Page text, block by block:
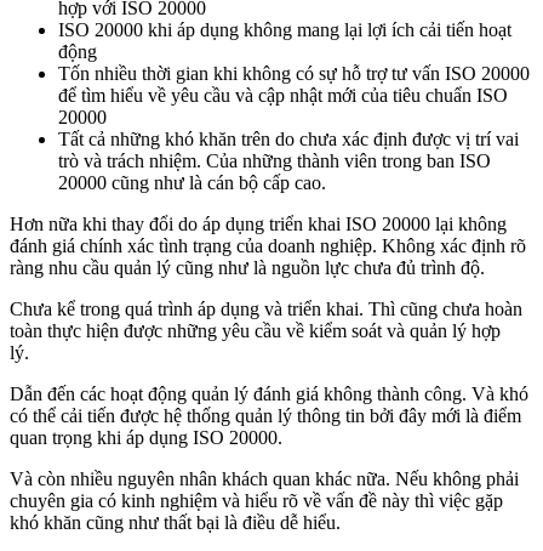
hợp với ISO 20000
ISO 20000 khi áp dụng không mang lại lợi ích cải tiến hoạt
động
Tốn nhiều thời gian khi không có sự hỗ trợ tư vấn ISO 20000
để tìm hiểu về yêu cầu và cập nhật mới của tiêu chuẩn ISO
20000
Tất cả những khó khăn trên do chưa xác định được vị trí vai
trò và trách nhiệm. Của những thành viên trong ban ISO
20000 cũng như là cán bộ cấp cao.
Hơn nữa khi thay đổi do áp dụng triển khai ISO 20000 lại không
đánh giá chính xác tình trạng của doanh nghiệp. Không xác định rõ
ràng nhu cầu quản lý cũng như là nguồn lực chưa đủ trình độ.
Chưa kể trong quá trình áp dụng và triển khai. Thì cũng chưa hoàn
toàn thực hiện được những yêu cầu về kiểm soát và quản lý hợp
lý.
Dẫn đến các hoạt động quản lý đánh giá không thành công. Và khó
có thể cải tiến được hệ thống quản lý thông tin bởi đây mới là điểm
quan trọng khi áp dụng ISO 20000.
Và còn nhiều nguyên nhân khách quan khác nữa. Nếu không phải
chuyên gia có kinh nghiệm và hiểu rõ về vấn đề này thì việc gặp
khó khăn cũng như thất bại là điều dễ hiểu.